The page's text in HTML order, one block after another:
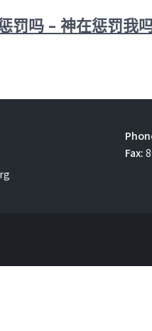
罚吗 – 神在惩罚我
Fax: